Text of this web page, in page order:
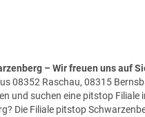
– Wir freuen uns auf
08352 Raschau, 08315
und suchen eine pitstop Filiale
Die Filiale pitstop